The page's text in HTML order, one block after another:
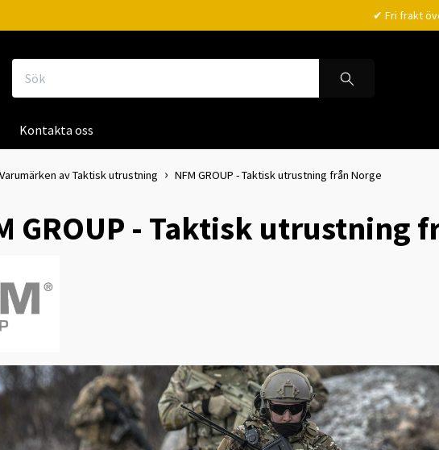
✔ Fri frakt
Kontakta oss
av Taktisk utrustning NFM GROUP - Taktisk utrustning från Norge
GROUP - Taktisk utrustning